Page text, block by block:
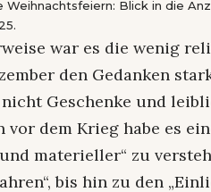
Weihnachtsfeiern: Blick in die
war es die wenig
den Gedanken
Geschenke und
vor dem Krieg habe es
materieller“ zu
bis hin zu den